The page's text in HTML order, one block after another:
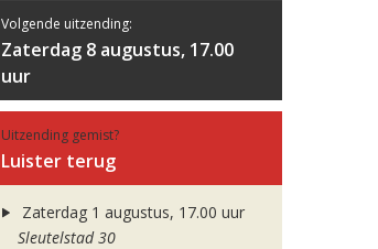
Volgende uitzending:
Zaterdag 8 augustus, 17.00
uur
Uitzending gemist?
Luister terug
Zaterdag 1 augustus, 17.00 uur
Sleutelstad 30